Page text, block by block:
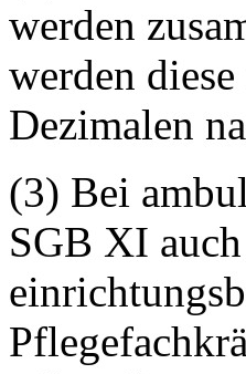
werden
werden
Dezimalen
(3) Bei
SGB XI